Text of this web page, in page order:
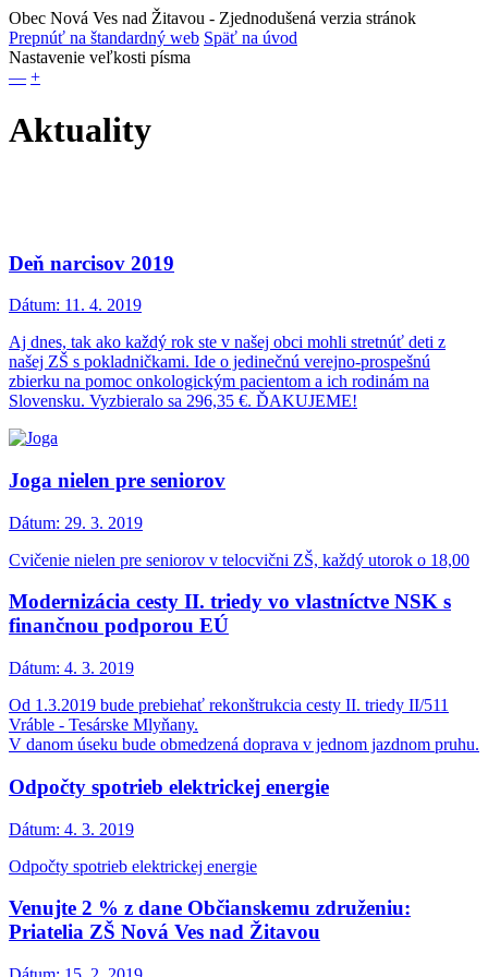
Obec Nová Ves nad Žitavou - Zjednodušená verzia stránok
Prepnúť na štandardný web Späť na úvod
Nastavenie veľkosti písma
— +
Aktuality
Deň narcisov 2019
Dátum: 11. 4. 2019
Aj dnes, tak ako každý rok ste v našej obci mohli stretnúť deti z
našej ZŠ s pokladničkami. Ide o jedinečnú verejno-prospešnú
zbierku na pomoc onkologickým pacientom a ich rodinám na
Slovensku. Vyzbieralo sa 296,35 €. ĎAKUJEME!
Joga nielen pre seniorov
Dátum: 29. 3. 2019
Cvičenie nielen pre seniorov v telocvični ZŠ, každý utorok o 18,00
Modernizácia cesty II. triedy vo vlastníctve NSK s
finančnou podporou EÚ
Dátum: 4. 3. 2019
Od 1.3.2019 bude prebiehať rekonštrukcia cesty II. triedy II/511
Vráble - Tesárske Mlyňany.
V danom úseku bude obmedzená doprava v jednom jazdnom pruhu.
Odpočty spotrieb elektrickej energie
Dátum: 4. 3. 2019
Odpočty spotrieb elektrickej energie
Venujte 2 % z dane Občianskemu združeniu:
Priatelia ZŠ Nová Ves nad Žitavou